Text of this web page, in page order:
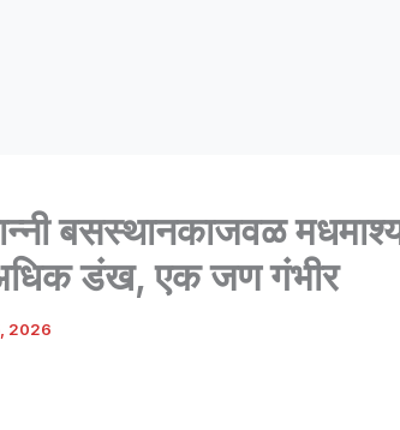
बसस्थानकाजवळ
अधिक डंख, एक जण गंभीर
2026